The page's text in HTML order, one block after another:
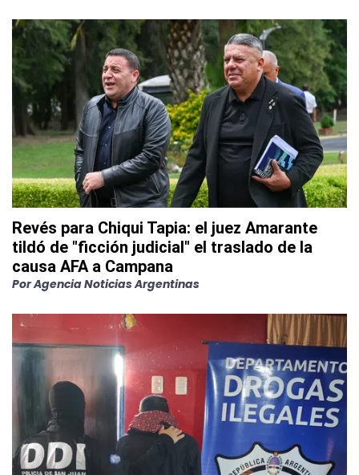
Revés para Chiqui Tapia: el juez Amarante
tildó de "ficción judicial" el traslado de la
causa AFA a Campana
PorAgencia Noticias Argentinas